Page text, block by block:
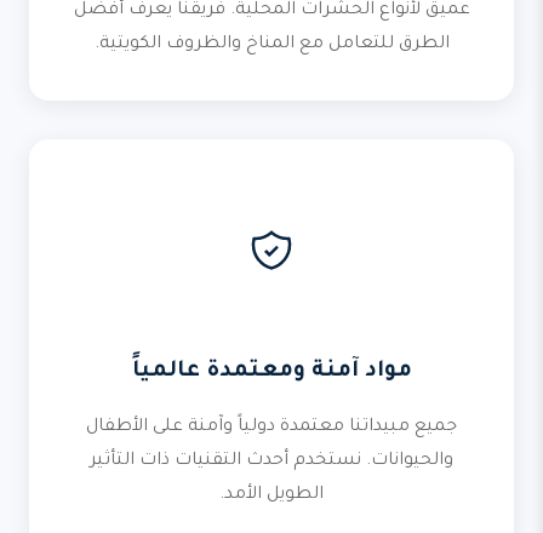
عميق لأنواع الحشرات المحلية. فريقنا يعرف أفضل
الطرق للتعامل مع المناخ والظروف الكويتية.
مواد آمنة ومعتمدة عالمياً
جميع مبيداتنا معتمدة دولياً وآمنة على الأطفال
والحيوانات. نستخدم أحدث التقنيات ذات التأثير
الطويل الأمد.